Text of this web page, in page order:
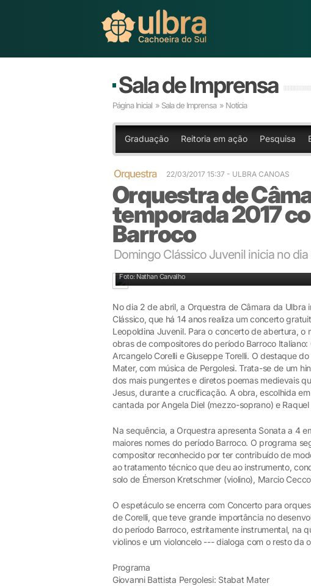
Sala de Imprensa
Página Inicial » Sala de Imprensa » Notícia
Graduação Reitoria em ação Pesquisa
Orquestra 22/03/2017 15:37 - ULBRA CANOAS
Orquestra de
temporada 2017
Barroco
Domingo Clássico Juvenil inicia no dia
Foto: Nathan Carvalho
No dia 2 de abril, a Orquestra de Câmara da Ulbra
Clássico, que há 14 anos realiza um concerto
Leopoldina Juvenil. Para o concerto de abertura,
obras de compositores do período Barroco
Arcangelo Corelli e Giuseppe Torelli. O destaque
Mater, com música de Pergolesi. Trata-se de um
dos mais pungentes e diretos poemas medievais
Jesus, durante a crucificação. A obra, escolhida
cantada por Angela Diel (mezzo-soprano) e Raquel
Na sequência, a Orquestra apresenta Sonata a 4
maiores nomes do período Barroco. O programa
compositor reconhecido por ter contribuído de
ao tratamento técnico que deu ao instrumento,
solo de Émerson Kretschmer (violino), Marcio
O espetáculo se encerra com Concerto para
de Corelli, que teve grande importância no
do período Barroco, estritamente instrumental, na
violinos e um violoncelo --- dialoga com o resto da
Programa
Giovanni Battista Pergolesi: Stabat Mater